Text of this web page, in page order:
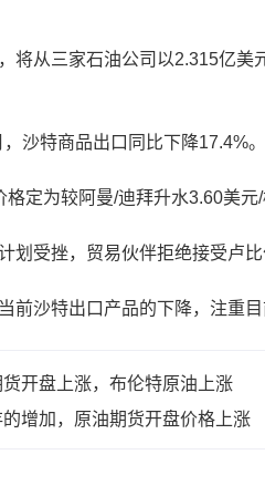
从三家石油公司以2.315亿美
特商品出口同比下降17.4%。
为较阿曼/迪拜升水3.60美元/
受挫，贸易伙伴拒绝接受卢比
沙特出口产品的下降，注重目
开盘上涨，布伦特原油上涨
增加，原油期货开盘价格上涨